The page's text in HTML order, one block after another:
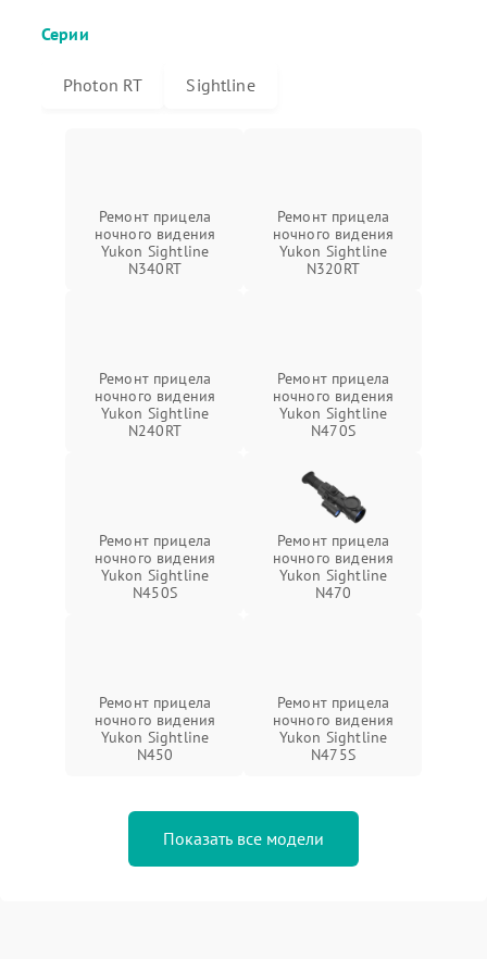
Серии
Photon RT Sightline
Ремонт прицела
ночного видения
Yukon Sightline
N340RT
Ремонт прицела
ночного видения
Yukon Sightline
N320RT
Ремонт прицела
ночного видения
Yukon Sightline
N240RT
Ремонт прицела
ночного видения
Yukon Sightline
N470S
Ремонт прицела
ночного видения
Yukon Sightline
N450S
Ремонт прицела
ночного видения
Yukon Sightline
N470
Ремонт прицела
ночного видения
Yukon Sightline
N450
Ремонт прицела
ночного видения
Yukon Sightline
N475S
Показать все модели